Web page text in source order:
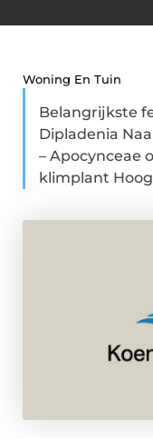
Woning En Tuin
Belangrijkste
Dipladenia
– Apocynceae
klimplant